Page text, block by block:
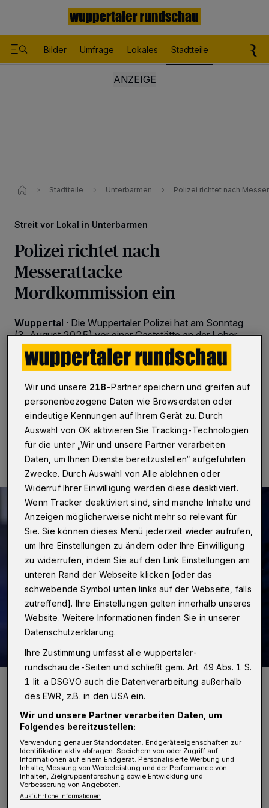
Bilder Umfrage Lokales Stadtteile
Stadtteile Unterbarmen Polizei richtet nach
Streit vor Lokal in Unterbarmen
Polizei richtet nach
Messerattacke
Mordkommission ein
Wuppertal · Die Wuppertaler Polizei hat am Sonntag
(3. August 2025) vor einer Gaststätte an der Loher
Straße einen 22 Jahre alten Mann festgenommen.
Gegen ihn besteht der Verdacht, dass er einen 27-
Jährigen mit einem Messer Stichverletzungen zugefügt
hat. Eine Mordkommission ermittelt.
04.08.2025 , 16:11 Uhr Eine Minute Lesezeit
Symbolbild.
Foto: Christoph Petersen
D ie Polizei wurde zunächst zufällig auf
den Vorfall aufmerksam. Als die
Wir und unsere 218-Partner speichern und greifen auf
personenbezogene Daten wie Browserdaten oder
eindeutige Kennungen auf Ihrem Gerät zu. Durch
Auswahl von OK aktivieren Sie Tracking-Technologien
für die unter „Wir und unsere Partner verarbeiten
Daten, um Ihnen Dienste bereitzustellen“ aufgeführten
Zwecke. Durch Auswahl von Alle ablehnen oder
Widerruf Ihrer Einwilligung werden diese deaktiviert.
Wenn Tracker deaktiviert sind, sind manche Inhalte und
Anzeigen möglicherweise nicht mehr so relevant für
Sie. Sie können dieses Menü jederzeit wieder aufrufen,
um Ihre Einstellungen zu ändern oder Ihre Einwilligung
zu widerrufen, indem Sie auf den Link Einstellungen am
unteren Rand der Webseite klicken [oder das
schwebende Symbol unten links auf der Webseite, falls
zutreffend]. Ihre Einstellungen gelten innerhalb unseres
Website. Weitere Informationen finden Sie in unserer
Datenschutzerklärung.
Ihre Zustimmung umfasst alle wuppertaler-
rundschau.de-Seiten und schließt gem. Art. 49 Abs. 1 S.
1 lit. a DSGVO auch die Datenverarbeitung außerhalb
des EWR, z.B. in den USA ein.
Wir und unsere Partner verarbeiten Daten, um
Folgendes bereitzustellen:
Verwendung genauer Standortdaten. Endgeräteeigenschaften zur
Identifikation aktiv abfragen. Speichern von oder Zugriff auf
Informationen auf einem Endgerät. Personalisierte Werbung und
Inhalte, Messung von Werbeleistung und der Performance von
Inhalten, Zielgruppenforschung sowie Entwicklung und
Verbesserung von Angeboten.
Ausführliche Informationen